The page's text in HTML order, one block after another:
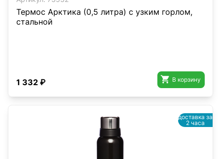
Термос Арктика (0,5 литра) с узким горлом,
стальной
1 332 ₽  В корзину
доставка за
2 часа